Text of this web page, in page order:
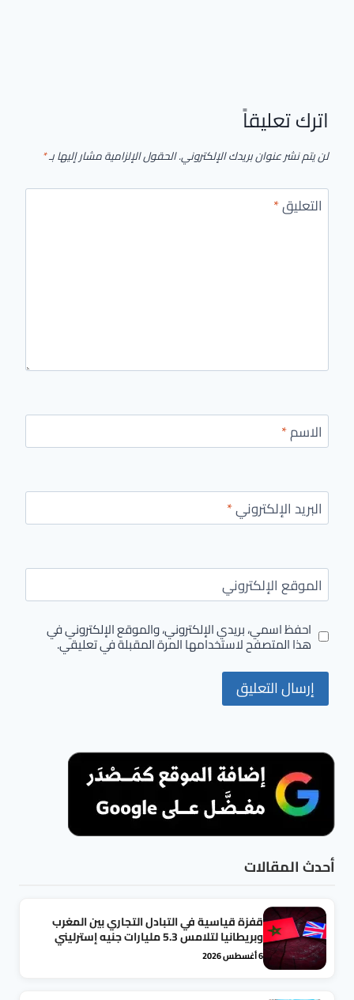
اترك تعليقاً
لن يتم نشر عنوان بريدك الإلكتروني.الحقول الإلزامية مشار إليها بـ*
التعليق*
الاسم*
البريد الإلكتروني*
الموقع الإلكتروني
احفظ اسمي، بريدي الإلكتروني، والموقع الإلكتروني في
هذا المتصفح لاستخدامها المرة المقبلة في تعليقي.
أحدث المقالات
قفزة قياسية في التبادل التجاري بين المغرب
وبريطانيا لتلامس 5.3 مليارات جنيه إسترليني
6 أغسطس 2026